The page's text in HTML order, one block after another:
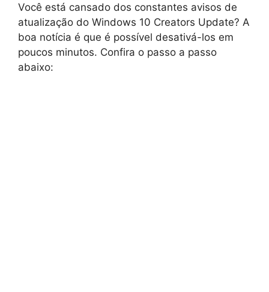
Você está cansado dos constantes avisos de
atualização do Windows 10 Creators Update? A
boa notícia é que é possível desativá-los em
poucos minutos. Confira o passo a passo
abaixo: